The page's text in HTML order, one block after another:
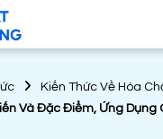
Kiến Thức Về Hóa
Và Đặc Điểm, Ứng Dụng